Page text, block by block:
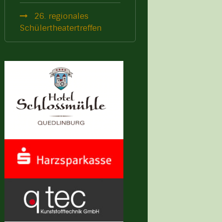
26. regionales
Schülertheatertreffen